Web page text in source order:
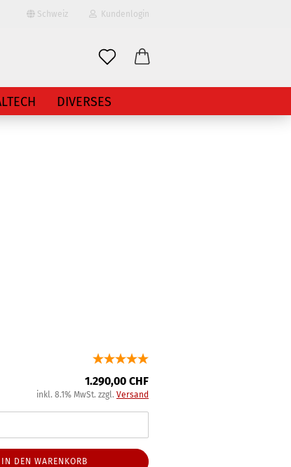
Schweiz Kundenlogin
DIVERSES
1.290,00 CHF
inkl. 8.1% MwSt. zzgl. Versand
IN DEN WARENKORB